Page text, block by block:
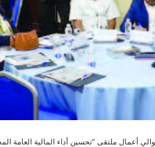
أعمال ملتقى “تحسين أداء المالية العامة